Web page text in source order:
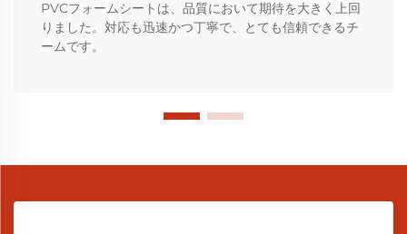
PVCフォームシートは、品質において期待を大きく上回
りました。対応も迅速かつ丁寧で、とても信頼できるチ
ームです。